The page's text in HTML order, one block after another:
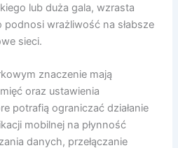
lub duża gala, wzrasta
wrażliwość na słabsze
sieci.
znaczenie mają
oraz ustawienia
potrafią ograniczać działanie
mobilnej na płynność
danych, przełączanie